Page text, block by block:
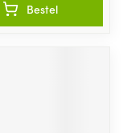
Bestel